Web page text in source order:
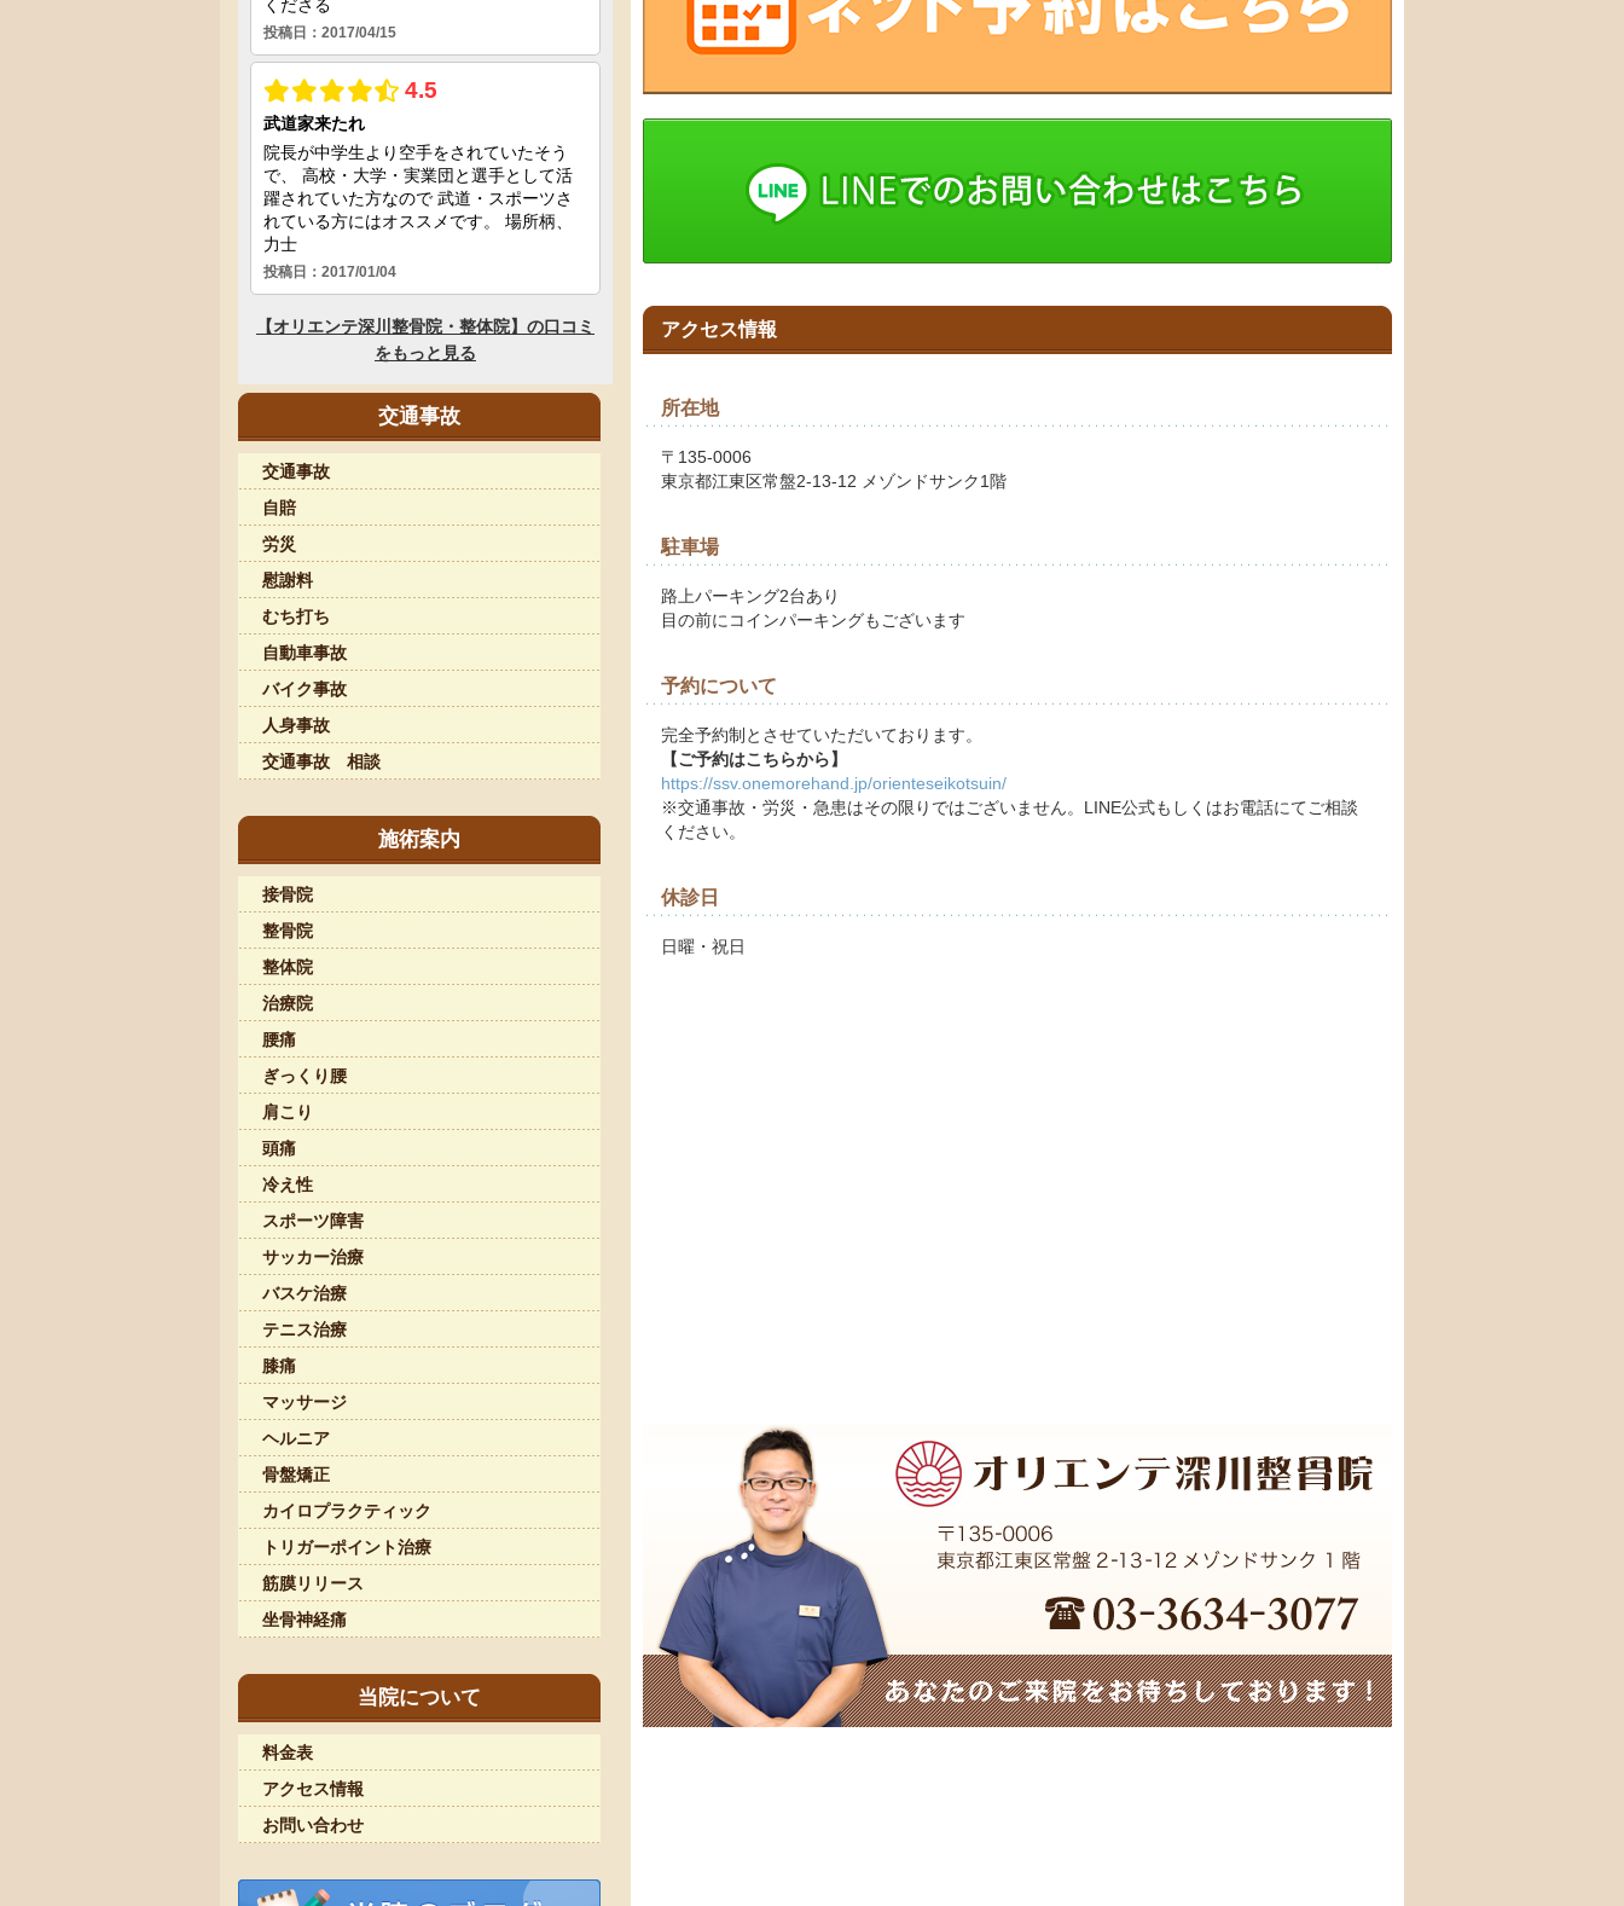
アクセス情報
所在地
〒135-0006
東京都江東区常盤2-13-12 メゾンドサンク1階
駐車場
路上パーキング2台あり
目の前にコインパーキングもございます
予約について
完全予約制とさせていただいております。
【ご予約はこちらから】
https://ssv.onemorehand.jp/orienteseikotsuin/
※交通事故・労災・急患はその限りではございません。LINE公式もしくはお電話にてご相談
ください。
休診日
日曜・祝日
交通事故
交通事故
自賠
労災
慰謝料
むち打ち
自動車事故
バイク事故
人身事故
交通事故 相談
施術案内
接骨院
整骨院
整体院
治療院
腰痛
ぎっくり腰
肩こり
頭痛
冷え性
スポーツ障害
サッカー治療
バスケ治療
テニス治療
膝痛
マッサージ
ヘルニア
骨盤矯正
カイロプラクティック
トリガーポイント治療
筋膜リリース
坐骨神経痛
当院について
料金表
アクセス情報
お問い合わせ